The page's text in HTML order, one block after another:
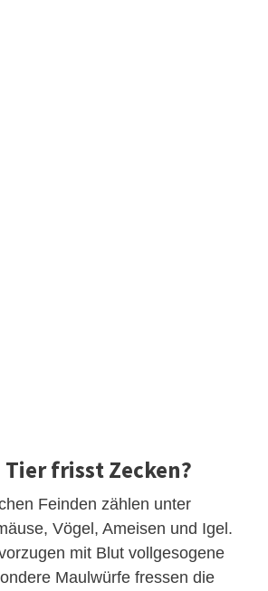
Tier frisst Zecken?
Feinden zählen unter
Vögel, Ameisen und Igel.
mit Blut vollgesogene
Maulwürfe fressen die